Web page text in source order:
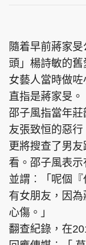
東周刊
PCM 電腦
隨着早前蔣家
頭」楊詩敏的
女藝人當時做
直指是蔣家旻。
邵子風指當年
友張致恒的惡行
更將搜查了男
看。邵子風表示
並謂︰「呢個
有女朋友，因
心傷。」
翻查紀錄，在